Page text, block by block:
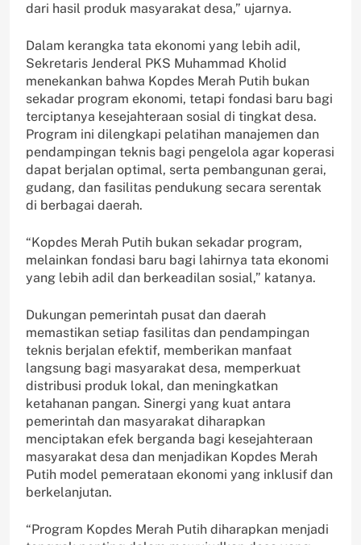
dari hasil produk masyarakat desa,” ujarnya.
Dalam kerangka tata ekonomi yang lebih adil,
Sekretaris Jenderal PKS Muhammad Kholid
menekankan bahwa Kopdes Merah Putih bukan
sekadar program ekonomi, tetapi fondasi baru bagi
terciptanya kesejahteraan sosial di tingkat desa.
Program ini dilengkapi pelatihan manajemen dan
pendampingan teknis bagi pengelola agar koperasi
dapat berjalan optimal, serta pembangunan gerai,
gudang, dan fasilitas pendukung secara serentak
di berbagai daerah.
“Kopdes Merah Putih bukan sekadar program,
melainkan fondasi baru bagi lahirnya tata ekonomi
yang lebih adil dan berkeadilan sosial,” katanya.
Dukungan pemerintah pusat dan daerah
memastikan setiap fasilitas dan pendampingan
teknis berjalan efektif, memberikan manfaat
langsung bagi masyarakat desa, memperkuat
distribusi produk lokal, dan meningkatkan
ketahanan pangan. Sinergi yang kuat antara
pemerintah dan masyarakat diharapkan
menciptakan efek berganda bagi kesejahteraan
masyarakat desa dan menjadikan Kopdes Merah
Putih model pemerataan ekonomi yang inklusif dan
berkelanjutan.
“Program Kopdes Merah Putih diharapkan menjadi